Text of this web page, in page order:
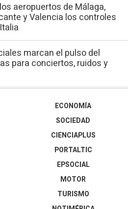
aeropuertos de Málaga,
y Valencia los controles
marcan el pulso del
para conciertos, ruidos y
ECONOMÍA
SOCIEDAD
CIENCIAPLUS
PORTALTIC
EPSOCIAL
MOTOR
TURISMO